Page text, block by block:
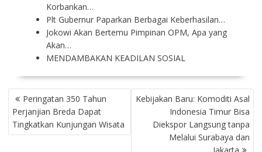
Korbankan…
Plt Gubernur Paparkan Berbagai Keberhasilan…
Jokowi Akan Bertemu Pimpinan OPM, Apa yang
Akan…
MENDAMBAKAN KEADILAN SOSIAL
P
O
S
T
Peringatan 350 Tahun
Perjanjian Breda Dapat
Tingkatkan Kunjungan Wisata
Kebijakan Baru: Komoditi Asal
Indonesia Timur Bisa
Diekspor Langsung tanpa
Melalui Surabaya dan
Jakarta